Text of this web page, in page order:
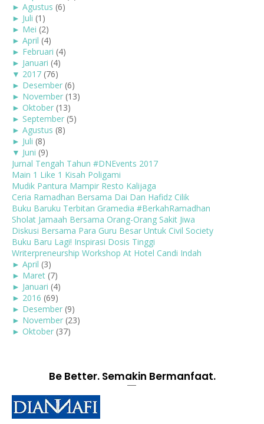
► Agustus (6)
► Juli (1)
► Mei (2)
► April (4)
► Februari (4)
► Januari (4)
▼ 2017 (76)
► Desember (6)
► November (13)
► Oktober (13)
► September (5)
► Agustus (8)
► Juli (8)
▼ Juni (9)
Jurnal Tengah Tahun #DNEvents 2017
Main 1 Like 1 Kisah Poligami
Mudik Pantura Mampir Resto Kalijaga
Ceria Ramadhan Bersama Dai Dan Hafidz Cilik
Buku Baruku Terbitan Gramedia #BerkahRamadhan
Sholat Jamaah Bersama Orang-Orang Sakit Jiwa
Diskusi Bersama Para Guru Besar Untuk Civil Society
Buku Baru Lagi! Inspirasi Dosis Tinggi
Writerpreneurship Workshop At Hotel Candi Indah
► April (3)
► Maret (7)
► Januari (4)
► 2016 (69)
► Desember (9)
► November (23)
► Oktober (37)
Be Better. Semakin Bermanfaat.